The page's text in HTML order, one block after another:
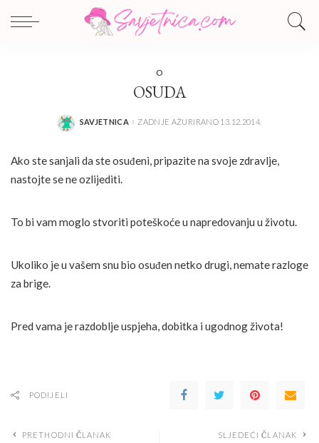
O
OSUDA
POSTED
SAVJETNICA ZADNJE AŽURIRANO 13.12.2014.
Ako ste sanjali da ste osuđeni, pripazite na svoje zdravlje,
nastojte se ne ozlijediti.
To bi vam moglo stvoriti poteškoće u napredovanju u životu.
Ukoliko je u vašem snu bio osuđen netko drugi, nemate razloge
za brige.
Pred vama je razdoblje uspjeha, dobitka i ugodnog života!
PODIJELI
PRETHODNI ČLANAK SLJEDEĆI ČLANAK